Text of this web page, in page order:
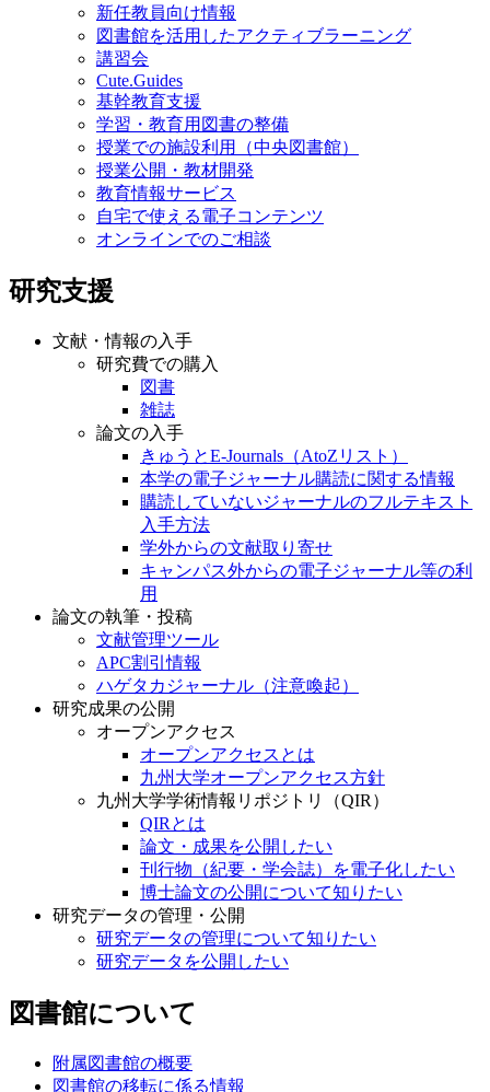
新任教員向け情報
図書館を活用したアクティブラーニング
講習会
Cute.Guides
基幹教育支援
学習・教育用図書の整備
授業での施設利用（中央図書館）
授業公開・教材開発
教育情報サービス
自宅で使える電子コンテンツ
オンラインでのご相談
研究支援
文献・情報の入手
研究費での購入
図書
雑誌
論文の入手
きゅうとE-Journals（AtoZリスト）
本学の電子ジャーナル購読に関する情報
購読していないジャーナルのフルテキスト
入手方法
学外からの文献取り寄せ
キャンパス外からの電子ジャーナル等の利
用
論文の執筆・投稿
文献管理ツール
APC割引情報
ハゲタカジャーナル（注意喚起）
研究成果の公開
オープンアクセス
オープンアクセスとは
九州大学オープンアクセス方針
九州大学学術情報リポジトリ（QIR）
QIRとは
論文・成果を公開したい
刊行物（紀要・学会誌）を電子化したい
博士論文の公開について知りたい
研究データの管理・公開
研究データの管理について知りたい
研究データを公開したい
図書館について
附属図書館の概要
図書館の移転に係る情報